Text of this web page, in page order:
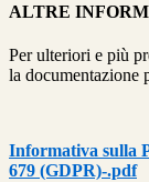
ALTRE
Per ulteriori e più
la documentazione
Informativa sulla
679 (GDPR)-.pdf